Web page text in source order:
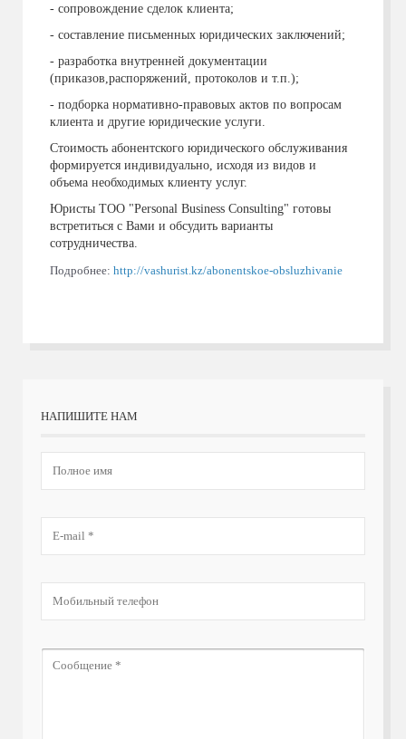
- сопровождение сделок клиента;
- составление письменных юридических заключений;
- разработка внутренней документации
(приказов,распоряжений, протоколов и т.п.);
- подборка нормативно-правовых актов по вопросам
клиента и другие юридические услуги.
Стоимость абонентского юридического обслуживания
формируется индивидуально, исходя из видов и
объема необходимых клиенту услуг.
Юристы ТОО "Personal Business Consulting" готовы
встретиться с Вами и обсудить варианты
сотрудничества.
Подробнее: http://vashurist.kz/abonentskoe-obsluzhivanie
НАПИШИТЕ НАМ